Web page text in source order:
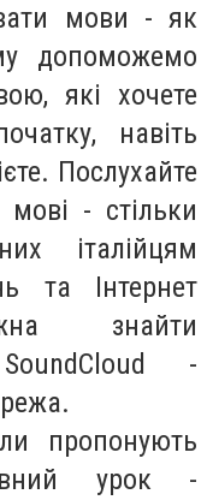
мови - як
допоможемо
які хочете
навіть
Послухайте
мові - стільки
італійцям
та Інтернет
знайти
-
пропонують
урок -